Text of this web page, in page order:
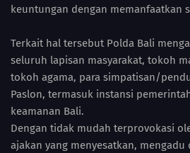
keuntungan dengan memanfaatkan
Terkait hal tersebut Polda Bali
seluruh lapisan masyarakat, tokoh
tokoh agama, para simpatisan/
Paslon, termasuk instansi
keamanan Bali.
Dengan tidak mudah terprovokasi
ajakan yang menyesatkan,